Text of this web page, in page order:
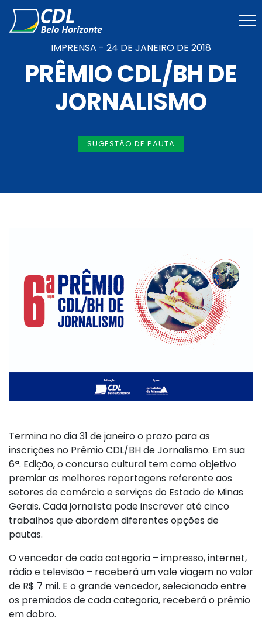
IMPRENSA - 24 DE JANEIRO DE 2018
PRÊMIO CDL/BH DE
JORNALISMO
SUGESTÃO DE PAUTA
Termina no dia 31 de janeiro o prazo para as
inscrições no Prêmio CDL/BH de Jornalismo. Em sua
6ª. Edição, o concurso cultural tem como objetivo
premiar as melhores reportagens referente aos
setores de comércio e serviços do Estado de Minas
Gerais. Cada jornalista pode inscrever até cinco
trabalhos que abordem diferentes opções de
pautas.
O vencedor de cada categoria – impresso, internet,
rádio e televisão – receberá um vale viagem no valor
de R$ 7 mil. E o grande vencedor, selecionado entre
os premiados de cada categoria, receberá o prêmio
em dobro.